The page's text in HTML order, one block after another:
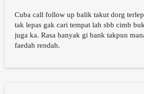
Cuba call follow up balik takut dorg
tak lepas gak cari tempat lah sbb cimb
juga ka. Rasa banyak gi bank takpun
faedah rendah.